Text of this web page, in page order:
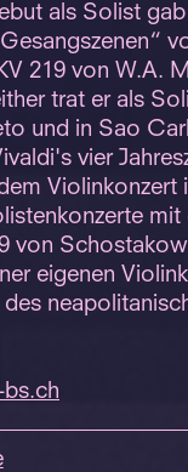
als Solist
219 von W.A.
trat er als
und in Sao
vier
Violinkonzert
von
eigenen
des
bs.ch